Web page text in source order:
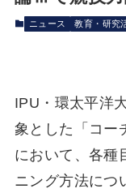
ニュース 教育・研究
IPU・環太平洋
象とした「コー
において、各種
ニング方法につ